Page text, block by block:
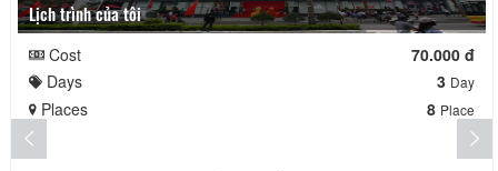
Lịch trình của tôi
Cost
70.000 đ
Days
3 Day
Places 8 Place